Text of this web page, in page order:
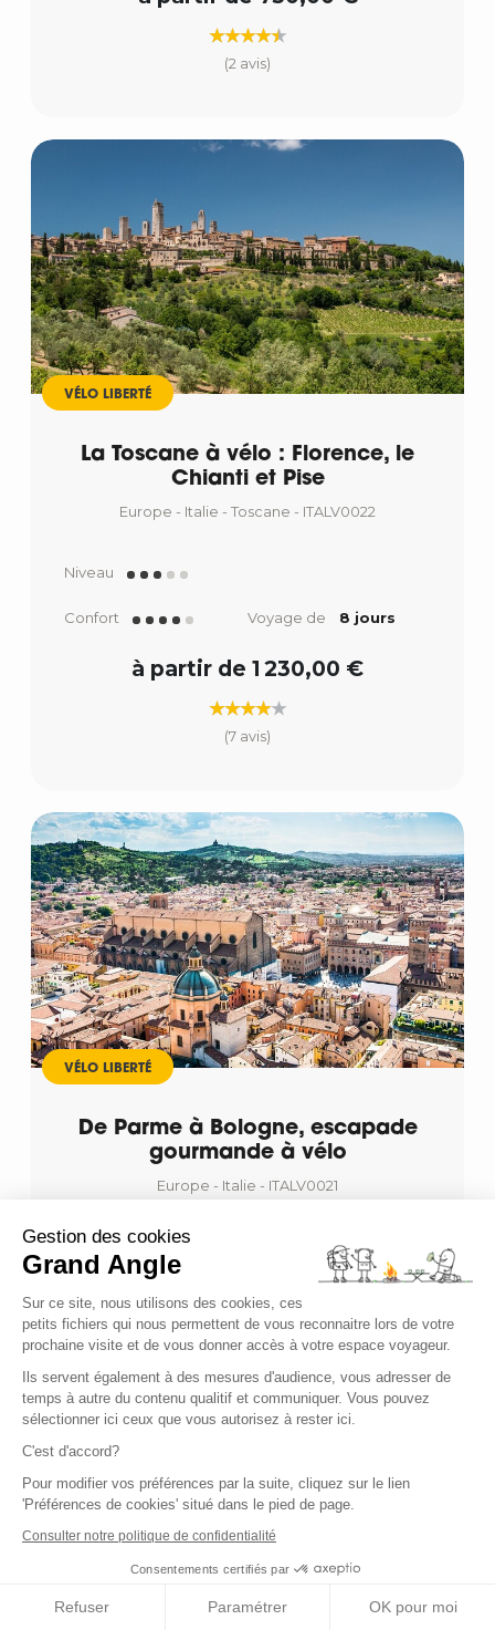
Gestion des cookies
Grand Angle
Sur ce site, nous utilisons des cookies, ces
petits fichiers qui nous permettent de vous reconnaitre lors de votre
prochaine visite et de vous donner accès à votre espace voyageur.
Ils servent également à des mesures d'audience, vous adresser de
temps à autre du contenu qualitif et communiquer. Vous pouvez
sélectionner ici ceux que vous autorisez à rester ici.
C'est d'accord?
Pour modifier vos préférences par la suite, cliquez sur le lien
'Préférences de cookies' situé dans le pied de page.
Consulter notre politique de confidentialité
Consentements certifiés par
Refuser Paramétrer OK pour moi
(2 avis)
VÉLO LIBERTÉ
La Toscane à vélo : Florence, le
Chianti et Pise
Europe - Italie - Toscane - ITALV0022
Niveau
Confort Voyage de 8 jours
à partir de 1 230,00 €
(7 avis)
VÉLO LIBERTÉ
De Parme à Bologne, escapade
gourmande à vélo
Europe - Italie - ITALV0021
Niveau
à partir de 1 140,00 €
(7 avis)